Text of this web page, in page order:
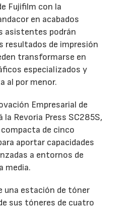
Fujifilm con la
en acabados
asistentes podrán
resultados de impresión
transformarse en
especializados y
al por menor.
Empresarial de
la Revoria Press SC285S,
de cinco
aportar capacidades
a entornos de
media.
una estación de tóner
sus tóneres de cuatro